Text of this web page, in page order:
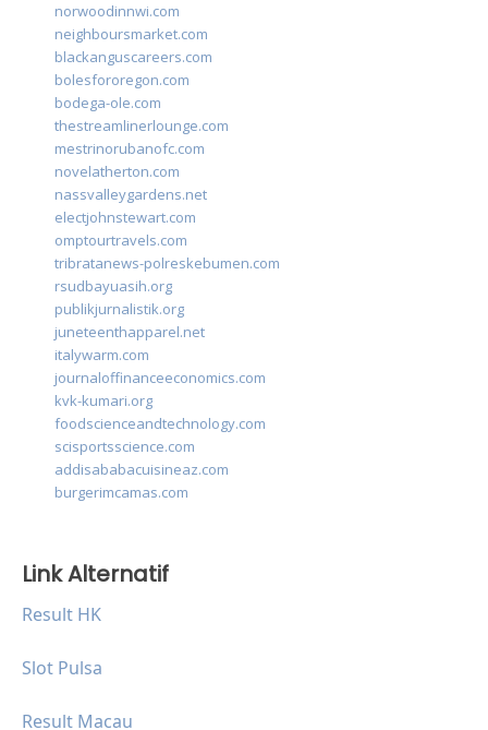
norwoodinnwi.com
neighboursmarket.com
blackanguscareers.com
bolesfororegon.com
bodega-ole.com
thestreamlinerlounge.com
mestrinorubanofc.com
novelatherton.com
nassvalleygardens.net
electjohnstewart.com
omptourtravels.com
tribratanews-polreskebumen.com
rsudbayuasih.org
publikjurnalistik.org
juneteenthapparel.net
italywarm.com
journaloffinanceeconomics.com
kvk-kumari.org
foodscienceandtechnology.com
scisportsscience.com
addisababacuisineaz.com
burgerimcamas.com
Link Alternatif
Result HK
Slot Pulsa
Result Macau